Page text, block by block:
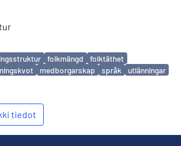
folkmängd
folktäthet
medborgarskap språk utlänningar
tiedot